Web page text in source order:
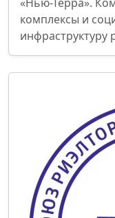
комплексы и
инфраструктуру